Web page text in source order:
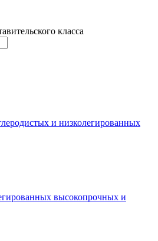
класса
и низколегированных
высокопрочных и